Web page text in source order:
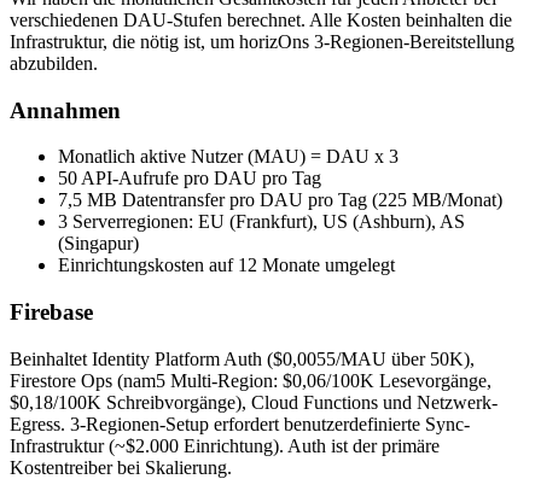
verschiedenen DAU-Stufen berechnet. Alle Kosten beinhalten die
Infrastruktur, die nötig ist, um horizOns 3-Regionen-Bereitstellung
abzubilden.
Annahmen
Monatlich aktive Nutzer (MAU) = DAU x 3
50 API-Aufrufe pro DAU pro Tag
7,5 MB Datentransfer pro DAU pro Tag (225 MB/Monat)
3 Serverregionen: EU (Frankfurt), US (Ashburn), AS
(Singapur)
Einrichtungskosten auf 12 Monate umgelegt
Firebase
Beinhaltet Identity Platform Auth ($0,0055/MAU über 50K),
Firestore Ops (nam5 Multi-Region: $0,06/100K Lesevorgänge,
$0,18/100K Schreibvorgänge), Cloud Functions und Netzwerk-
Egress. 3-Regionen-Setup erfordert benutzerdefinierte Sync-
Infrastruktur (~$2.000 Einrichtung). Auth ist der primäre
Kostentreiber bei Skalierung.